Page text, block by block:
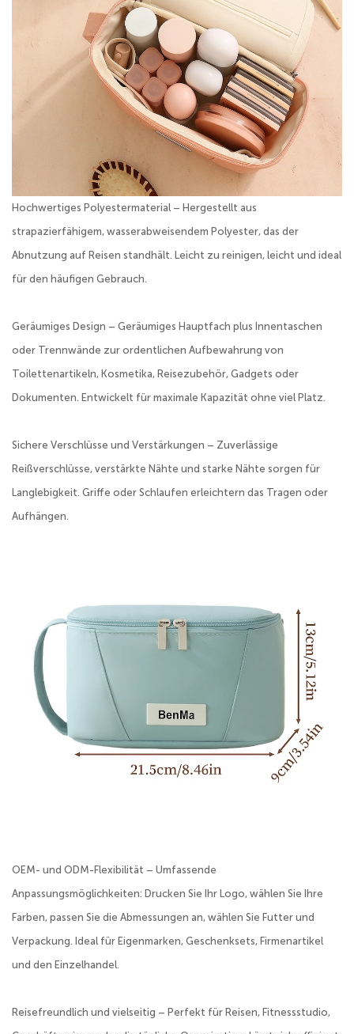
Hochwertiges Polyestermaterial – Hergestellt aus
strapazierfähigem, wasserabweisendem Polyester, das der
Abnutzung auf Reisen standhält. Leicht zu reinigen, leicht und ideal
für den häufigen Gebrauch.
Geräumiges Design – Geräumiges Hauptfach plus Innentaschen
oder Trennwände zur ordentlichen Aufbewahrung von
Toilettenartikeln, Kosmetika, Reisezubehör, Gadgets oder
Dokumenten. Entwickelt für maximale Kapazität ohne viel Platz.
Sichere Verschlüsse und Verstärkungen – Zuverlässige
Reißverschlüsse, verstärkte Nähte und starke Nähte sorgen für
Langlebigkeit. Griffe oder Schlaufen erleichtern das Tragen oder
Aufhängen.
OEM- und ODM-Flexibilität – Umfassende
Anpassungsmöglichkeiten: Drucken Sie Ihr Logo, wählen Sie Ihre
Farben, passen Sie die Abmessungen an, wählen Sie Futter und
Verpackung. Ideal für Eigenmarken, Geschenksets, Firmenartikel
und den Einzelhandel.
Reisefreundlich und vielseitig – Perfekt für Reisen, Fitnessstudio,